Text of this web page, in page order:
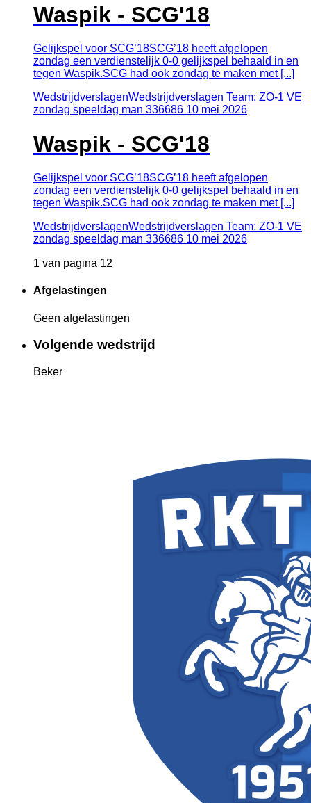
Waspik - SCG'18
Gelijkspel voor SCG’18SCG’18 heeft afgelopen
zondag een verdienstelijk 0-0 gelijkspel behaald in en
tegen Waspik.SCG had ook zondag te maken met [...]
WedstrijdverslagenWedstrijdverslagen Team: ZO-1 VE
zondag speeldag man 336686 10 mei 2026
Waspik - SCG'18
Gelijkspel voor SCG’18SCG’18 heeft afgelopen
zondag een verdienstelijk 0-0 gelijkspel behaald in en
tegen Waspik.SCG had ook zondag te maken met [...]
WedstrijdverslagenWedstrijdverslagen Team: ZO-1 VE
zondag speeldag man 336686 10 mei 2026
1 van pagina 12
Afgelastingen
Geen afgelastingen
Volgende wedstrijd
Beker